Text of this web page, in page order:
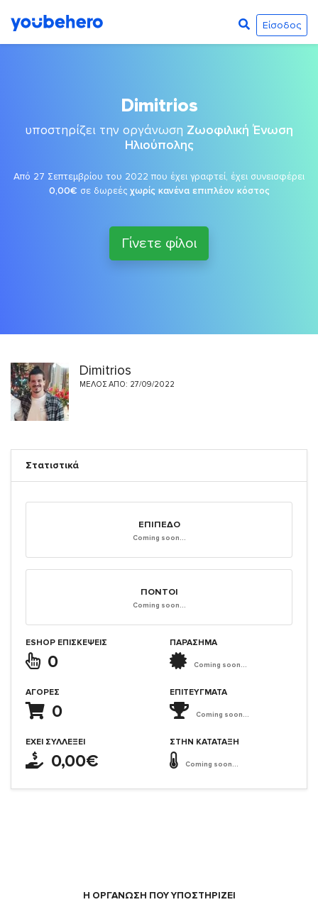
Είσοδος
Dimitrios
υποστηρίζει την οργάνωση Ζωοφιλική Ένωση
Ηλιούπολης
Από 27 Σεπτεμβρίου του 2022 που έχει γραφτεί, έχει συνεισφέρει
0,00€ σε δωρεές χωρίς κανένα επιπλέον κόστος
Γίνετε φίλοι
Dimitrios
ΜΈΛΟΣ ΑΠΌ: 27/09/2022
Στατιστικά
ΕΠΊΠΕΔΟ
Coming soon...
ΠΌΝΤΟΙ
Coming soon...
ESHOP ΕΠΙΣΚΈΨΕΙΣ
0
ΑΓΟΡΈΣ
0
ΈΧΕΙ ΣΥΛΛΈΞΕΙ
0,00€
ΠΑΡΑΣΗΜΑ
Coming soon...
ΕΠΙΤΕΎΓΜΑΤΑ
Coming soon...
ΣΤΗΝ ΚΑΤΆΤΑΞΗ
Coming soon...
Η ΟΡΓΆΝΩΣΗ ΠΟΥ ΥΠΟΣΤΗΡΙΖΕΙ